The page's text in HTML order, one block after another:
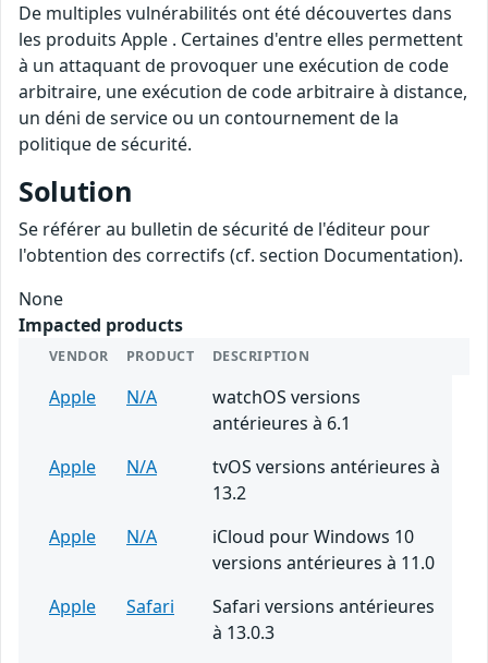
De multiples vulnérabilités ont été découvertes dans
les produits Apple . Certaines d'entre elles permettent
à un attaquant de provoquer une exécution de code
arbitraire, une exécution de code arbitraire à distance,
un déni de service ou un contournement de la
politique de sécurité.
Solution
Se référer au bulletin de sécurité de l'éditeur pour
l'obtention des correctifs (cf. section Documentation).
None
Impacted products
VENDOR PRODUCT DESCRIPTION
Apple N/A
watchOS versions
antérieures à 6.1
Apple
N/A
tvOS versions antérieures à
13.2
Apple
N/A
iCloud pour Windows 10
versions antérieures à 11.0
Apple
Safari
Safari versions antérieures
à 13.0.3